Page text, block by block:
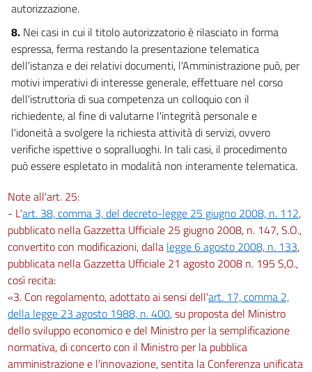
di competenza del Ministero della giustizia)
44
45
46
47
48
49
50
51
52
53
54
55
56
57
58
autorizzazione.
8. Nei casi in cui il titolo autorizzatorio è rilasciato in forma
espressa, ferma restando la presentazione telematica
dell'istanza e dei relativi documenti, l'Amministrazione può, per
motivi imperativi di interesse generale, effettuare nel corso
dell'istruttoria di sua competenza un colloquio con il
richiedente, al fine di valutarne l'integrità personale e
l'idoneità a svolgere la richiesta attività di servizi, ovvero
verifiche ispettive o sopralluoghi. In tali casi, il procedimento
può essere espletato in modalità non interamente telematica.
Note all'art. 25:
- L'art. 38, comma 3, del decreto-legge 25 giugno 2008, n. 112,
pubblicato nella Gazzetta Ufficiale 25 giugno 2008, n. 147, S.O.,
convertito con modificazioni, dalla legge 6 agosto 2008, n. 133,
pubblicata nella Gazzetta Ufficiale 21 agosto 2008 n. 195 S,O.,
così recita:
«3. Con regolamento, adottato ai sensi dell'art. 17, comma 2,
della legge 23 agosto 1988, n. 400, su proposta del Ministro
dello sviluppo economico e del Ministro per la semplificazione
normativa, di concerto con il Ministro per la pubblica
amministrazione e l'innovazione, sentita la Conferenza unificata